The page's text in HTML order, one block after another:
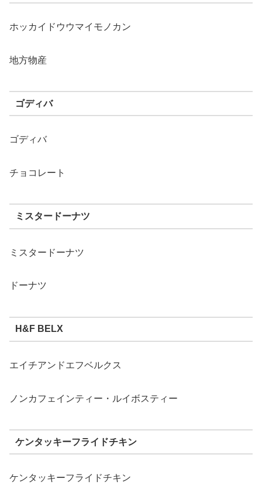
ホッカイドウウマイモノカン
地方物産
ゴディバ
ゴディバ
チョコレート
ミスタードーナツ
ミスタードーナツ
ドーナツ
H&F BELX
エイチアンドエフベルクス
ノンカフェインティー・ルイボスティー
ケンタッキーフライドチキン
ケンタッキーフライドチキン